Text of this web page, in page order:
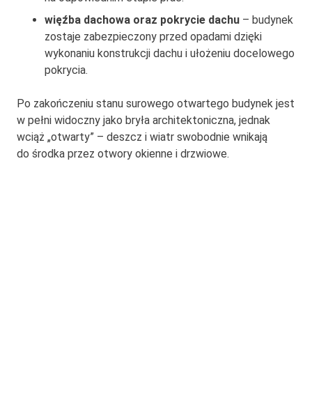
więźba dachowa oraz pokrycie dachu – budynek
zostaje zabezpieczony przed opadami dzięki
wykonaniu konstrukcji dachu i ułożeniu docelowego
pokrycia.
Po zakończeniu stanu surowego otwartego budynek jest
w pełni widoczny jako bryła architektoniczna, jednak
wciąż „otwarty” – deszcz i wiatr swobodnie wnikają
do środka przez otwory okienne i drzwiowe.